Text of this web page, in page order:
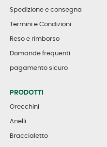
Spedizione e consegna
Termini e Condizioni
Reso e rimborso
Domande frequenti
pagamento sicuro
PRODOTTI
Orecchini
Anelli
Braccialetto